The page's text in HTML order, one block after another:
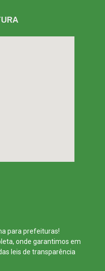
para prefeituras!
onde garantimos em
leis de transparência